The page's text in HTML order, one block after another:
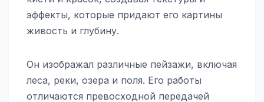
эффекты, которые придают его картины
живость и глубину.
Он изображал различные пейзажи, включая
леса, реки, озера и поля. Его работы
отличаются превосходной передачей